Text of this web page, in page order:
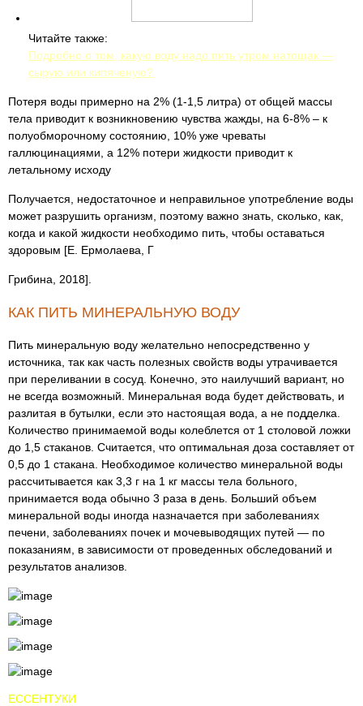
Читайте также:
Подробно о том, какую воду надо пить утром натощак —
сырую или кипяченую?
Потеря воды примерно на 2% (1-1,5 литра) от общей массы
тела приводит к возникновению чувства жажды, на 6-8% – к
полуобморочному состоянию, 10% уже чреваты
галлюцинациями, а 12% потери жидкости приводит к
летальному исходу
Получается, недостаточное и неправильное употребление воды
может разрушить организм, поэтому важно знать, сколько, как,
когда и какой жидкости необходимо пить, чтобы оставаться
здоровым [Е. Ермолаева, Г
Грибина, 2018].
КАК ПИТЬ МИНЕРАЛЬНУЮ ВОДУ
Пить минеральную воду желательно непосредственно у
источника, так как часть полезных свойств воды утрачивается
при переливании в сосуд. Конечно, это наилучший вариант, но
не всегда возможный. Минеральная вода будет действовать, и
разлитая в бутылки, если это настоящая вода, а не подделка.
Количество принимаемой воды колеблется от 1 столовой ложки
до 1,5 стаканов. Считается, что оптимальная доза составляет от
0,5 до 1 стакана. Необходимое количество минеральной воды
рассчитывается как 3,3 г на 1 кг массы тела больного,
принимается вода обычно 3 раза в день. Больший объем
минеральной воды иногда назначается при заболеваниях
печени, заболеваниях почек и мочевыводящих путей — по
показаниям, в зависимости от проведенных обследований и
результатов анализов.
ЕССЕНТУКИ